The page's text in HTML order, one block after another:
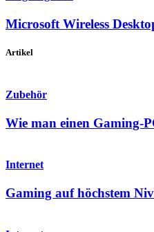
Microsoft Wireless
Artikel
Zubehör
Wie man einen Gaming-
Internet
Gaming auf höchstem